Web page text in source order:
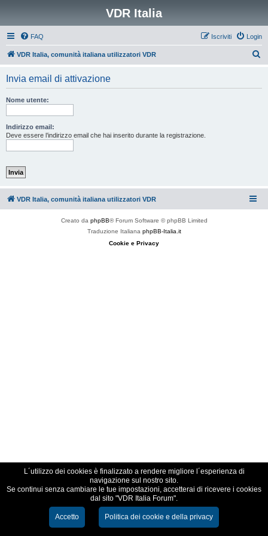
VDR Italia
FAQ Login
Iscriviti
VDR Italia, comunità italiana utilizzatori VDR
Invia email di attivazione
Nome utente:
Indirizzo email:
Deve essere l’indirizzo email che hai inserito durante la registrazione.
VDR Italia, comunità italiana utilizzatori VDR
Creato da phpBB® Forum Software © phpBB Limited
Traduzione Italiana phpBB-Italia.it
Cookie e Privacy
L´utilizzo dei cookies è finalizzato a rendere migliore l´esperienza di
navigazione sul nostro sito.
Se continui senza cambiare le tue impostazioni, accetterai di ricevere i cookies
dal sito "VDR Italia Forum".
Accetto Politica dei cookie e della privacy